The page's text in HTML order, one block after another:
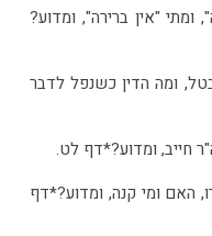
ומתי "אין ברירה", ומדוע?
ומה הדין כשנפל לדבר
חייב, ומדוע?*דף לט.
האם ומי קנה, ומדוע?*דף